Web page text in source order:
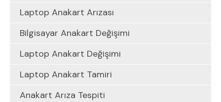
Laptop Anakart Arızası
Bilgisayar Anakart Değişimi
Laptop Anakart Değişimi
Laptop Anakart Tamiri
Anakart Arıza Tespiti